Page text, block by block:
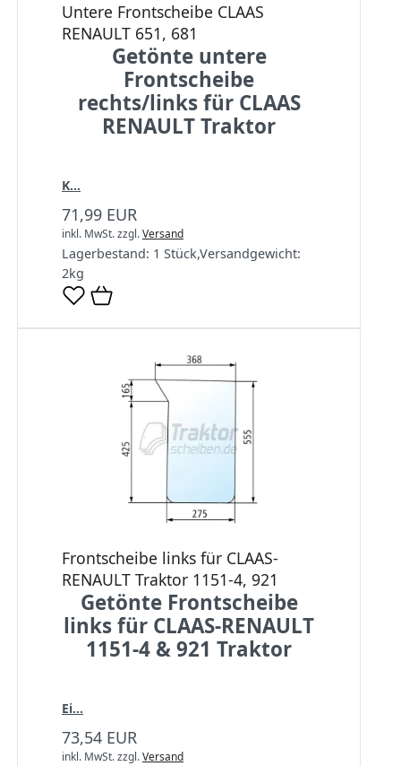
Untere Frontscheibe CLAAS
RENAULT 651, 681
Getönte untere
Frontscheibe
rechts/links für CLAAS
RENAULT Traktor
K...
71,99 EUR
inkl. MwSt.zzgl.Versand
Lagerbestand: 1 Stück,Versandgewicht:
2kg
Frontscheibe links für CLAAS-
RENAULT Traktor 1151-4, 921
Getönte Frontscheibe
links für CLAAS-RENAULT
1151-4 & 921 Traktor
Ei...
73,54 EUR
inkl. MwSt.zzgl.Versand